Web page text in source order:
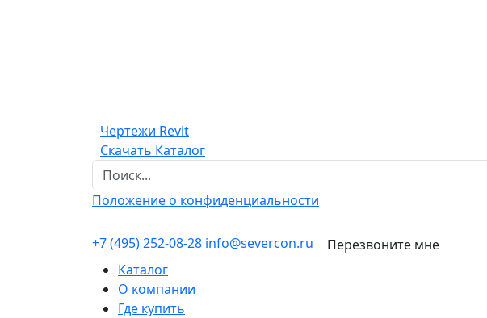
Чертежи Revit
Скачать Каталог
Положение о конфиденциальности
+7 (495) 252-08-28 info@severcon.ru
Перезвоните мне
Каталог
О компании
Где купить